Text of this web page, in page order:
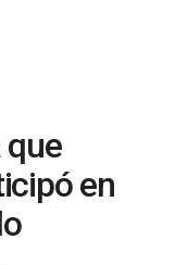
que
en